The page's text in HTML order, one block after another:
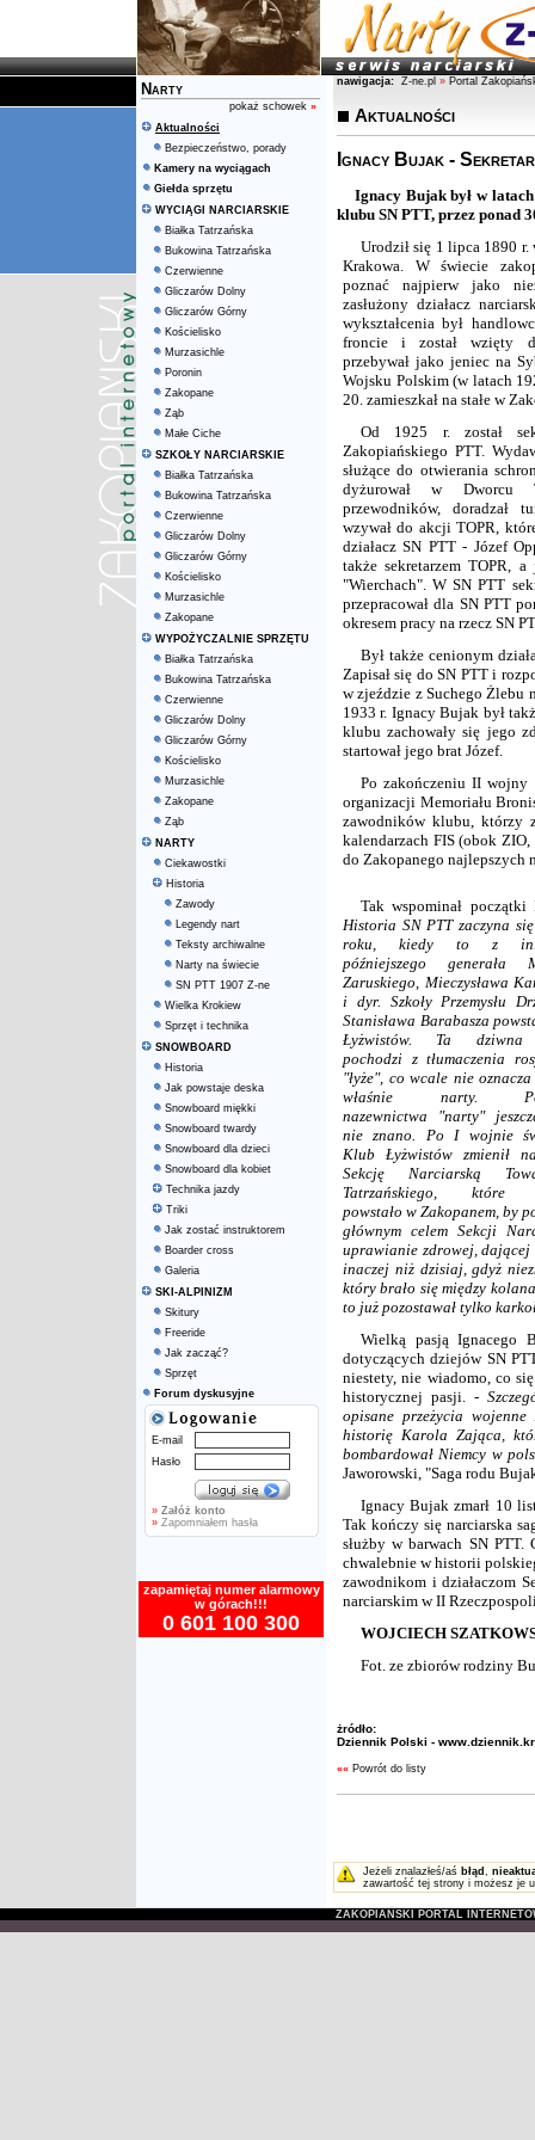
Narty
pokaż schowek »
Aktualności
Bezpieczeństwo, porady
Kamery na wyciągach
Giełda sprzętu
WYCIĄGI NARCIARSKIE
Białka Tatrzańska
Bukowina Tatrzańska
Czerwienne
Gliczarów Dolny
Gliczarów Górny
Kościelisko
Murzasichle
Poronin
Zakopane
Ząb
Małe Ciche
SZKOŁY NARCIARSKIE
Białka Tatrzańska
Bukowina Tatrzańska
Czerwienne
Gliczarów Dolny
Gliczarów Górny
Kościelisko
Murzasichle
Zakopane
WYPOŻYCZALNIE SPRZĘTU
Białka Tatrzańska
Bukowina Tatrzańska
Czerwienne
Gliczarów Dolny
Gliczarów Górny
Kościelisko
Murzasichle
Zakopane
Ząb
NARTY
Ciekawostki
Historia
Zawody
Legendy nart
Teksty archiwalne
Narty na świecie
SN PTT 1907 Z-ne
Wielka Krokiew
Sprzęt i technika
SNOWBOARD
Historia
Jak powstaje deska
Snowboard miękki
Snowboard twardy
Snowboard dla dzieci
Snowboard dla kobiet
Technika jazdy
Triki
Jak zostać instruktorem
Boarder cross
Galeria
SKI-ALPINIZM
Skitury
Freeride
Jak zacząć?
Sprzęt
Forum dyskusyjne
E-mail
Hasło
» Załóż konto
»Zapomniałem hasła
zapamiętaj numer alarmowy
w górach!!!
0 601 100 300
nawigacja: Z-ne.pl » Portal
Aktualności
Ignacy Bujak -
Ignacy Bujak był w
klubu SN PTT, przez ponad
Urodził się 1 lipca 1890 r.
Krakowa. W świecie
poznać najpierw jako
zasłużony działacz
wykształcenia był
froncie i został wzięty
przebywał jako jeniec na
Wojsku Polskim (w latach
20. zamieszkał na stałe w
Od 1925 r. został
Zakopiańskiego PTT.
służące do otwierania
dyżurował w Dworcu
przewodników, doradzał
wzywał do akcji TOPR,
działacz SN PTT - Józef
także sekretarzem TOPR,
"Wierchach". W SN PTT
przepracował dla SN PTT
okresem pracy na rzecz SN
Był także cenionym
Zapisał się do SN PTT i
w zjeździe z Suchego Żlebu
1933 r. Ignacy Bujak był
klubu zachowały się jego
startował jego brat Józef.
Po zakończeniu II wojny
organizacji Memoriału
zawodników klubu, którzy
kalendarzach FIS (obok
do Zakopanego najlepszych
Tak wspominał
Historia SN PTT zaczyna
roku, kiedy to z
późniejszego generała
Zaruskiego, Mieczysława
i dyr. Szkoły Przemysłu
Stanisława Barabasza
Łyżwistów. Ta dziwna
pochodzi z tłumaczenia
"łyże", co wcale nie oznacza
właśnie narty.
nazewnictwa "narty"
nie znano. Po I wojnie
Klub Łyżwistów zmienił
Sekcję Narciarską
Tatrzańskiego, które
powstało w Zakopanem, by
głównym celem Sekcji
uprawianie zdrowej, dającej
inaczej niż dzisiaj, gdyż
który brało się między
to już pozostawał tylko
Wielką pasją Ignacego
dotyczących dziejów SN
niestety, nie wiadomo, co
historycznej pasji. -
opisane przeżycia
historię Karola Zająca,
bombardował Niemcy w
Jaworowski, "Saga rodu
Ignacy Bujak zmarł 10
Tak kończy się narciarska
służby w barwach SN
chwalebnie w historii
zawodnikom i działaczom
narciarskim w II
WOJCIECH
Fot. ze zbiorów rodziny
żródło:
Dziennik Polski -
«« Powrót do listy
Jeżeli znalazłeś/aś błąd ,
zawartość tej strony i możesz je
ZAKOPIAŃSKI PORTAL